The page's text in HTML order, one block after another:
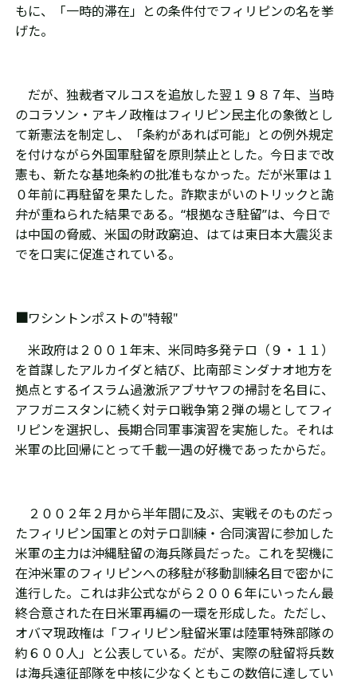
もに、「一時的滞在」との条件付でフィリピンの名を挙
げた。
だが、独裁者マルコスを追放した翌１９８７年、当時
のコラソン・アキノ政権はフィリピン民主化の象徴とし
て新憲法を制定し、「条約があれば可能」との例外規定
を付けながら外国軍駐留を原則禁止とした。今日まで改
憲も、新たな基地条約の批准もなかった。だが米軍は１
０年前に再駐留を果たした。詐欺まがいのトリックと詭
弁が重ねられた結果である。“根拠なき駐留”は、今日で
は中国の脅威、米国の財政窮迫、はては東日本大震災ま
でを口実に促進されている。
■ワシントンポストの"特報"
米政府は２００１年末、米同時多発テロ（９・１１）
を首謀したアルカイダと結び、比南部ミンダナオ地方を
拠点とするイスラム過激派アブサヤフの掃討を名目に、
アフガニスタンに続く対テロ戦争第２弾の場としてフィ
リピンを選択し、長期合同軍事演習を実施した。それは
米軍の比回帰にとって千載一遇の好機であったからだ。
２００２年２月から半年間に及ぶ、実戦そのものだっ
たフィリピン国軍との対テロ訓練・合同演習に参加した
米軍の主力は沖縄駐留の海兵隊員だった。これを契機に
在沖米軍のフィリピンへの移駐が移動訓練名目で密かに
進行した。これは非公式ながら２００６年にいったん最
終合意された在日米軍再編の一環を形成した。ただし、
オバマ現政権は「フィリピン駐留米軍は陸軍特殊部隊の
約６００人」と公表している。だが、実際の駐留将兵数
は海兵遠征部隊を中核に少なくともこの数倍に達してい